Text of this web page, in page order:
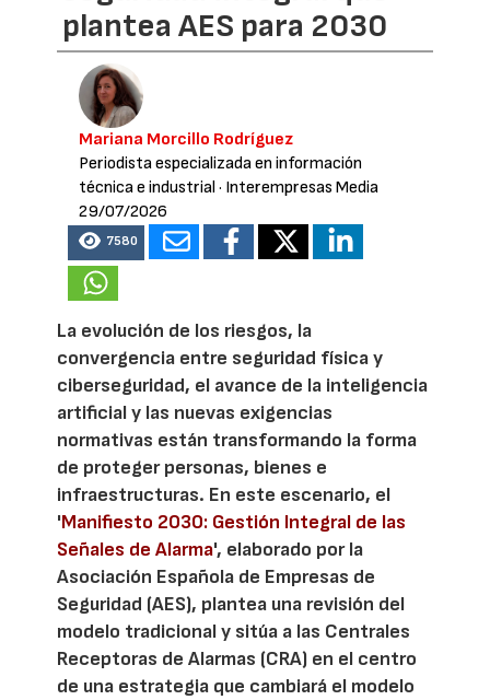
plantea AES para 2030
Mariana Morcillo Rodríguez
Periodista especializada en información
técnica e industrial· Interempresas Media
29/07/2026
7580
La evolución de los riesgos, la
convergencia entre seguridad física y
ciberseguridad, el avance de la inteligencia
artificial y las nuevas exigencias
normativas están transformando la forma
de proteger personas, bienes e
infraestructuras. En este escenario, el
'Manifiesto 2030: Gestión Integral de las
Señales de Alarma', elaborado por la
Asociación Española de Empresas de
Seguridad (AES), plantea una revisión del
modelo tradicional y sitúa a las Centrales
Receptoras de Alarmas (CRA) en el centro
de una estrategia que cambiará el modelo